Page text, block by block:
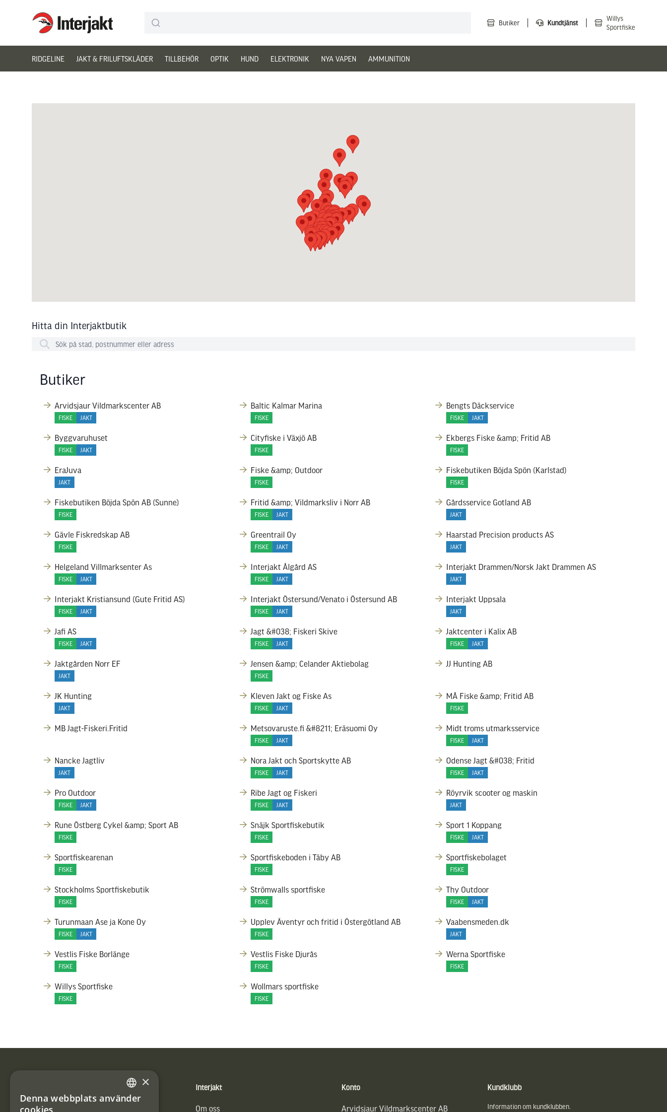
Interjakt SE
Butiker Kundtjänst
Willys
Sportfiske
RIDGELINE JAKT & FRILUFTSKLÄDER TILLBEHÖR OPTIK HUND ELEKTRONIK NYA VAPEN AMMUNITION
Hitta din Interjaktbutik
Butiker
Arvidsjaur Vildmarkscenter AB
FISKE JAKT
Baltic Kalmar Marina
FISKE
Bengts Däckservice
FISKE JAKT
Byggvaruhuset
FISKE JAKT
Cityfiske i Växjö AB
FISKE
Ekbergs Fiske &amp; Fritid AB
FISKE
EraJuva
JAKT
Fiske &amp; Outdoor
FISKE
Fiskebutiken Böjda Spön (Karlstad)
FISKE
Fiskebutiken Böjda Spön AB (Sunne)
FISKE
Fritid &amp; Vildmarksliv i Norr AB
FISKE JAKT
Gårdsservice Gotland AB
JAKT
Gävle Fiskredskap AB
FISKE
Greentrail Oy
FISKE JAKT
Haarstad Precision products AS
JAKT
Helgeland Villmarksenter As
FISKE JAKT
Interjakt Ålgård AS
FISKE JAKT
Interjakt Drammen/Norsk Jakt Drammen AS
JAKT
Interjakt Kristiansund (Gute Fritid AS)
FISKE JAKT
Interjakt Östersund/Venato i Östersund AB
FISKE JAKT
Interjakt Uppsala
JAKT
Jafi AS
FISKE JAKT
Jagt &#038; Fiskeri Skive
FISKE JAKT
Jaktcenter i Kalix AB
FISKE JAKT
Jaktgården Norr EF
JAKT
Jensen &amp; Celander Aktiebolag
FISKE
JJ Hunting AB
JK Hunting
JAKT
Kleven Jakt og Fiske As
FISKE JAKT
MÅ Fiske &amp; Fritid AB
FISKE
MB Jagt-Fiskeri.Fritid Metsovaruste.fi &#8211; Eräsuomi Oy
FISKE JAKT
Midt troms utmarksservice
FISKE JAKT
Nancke Jagtliv
JAKT
Nora Jakt och Sportskytte AB
FISKE JAKT
Odense Jagt &#038; Fritid
FISKE JAKT
Pro Outdoor
FISKE JAKT
Ribe Jagt og Fiskeri
FISKE JAKT
Röyrvik scooter og maskin
JAKT
Rune Östberg Cykel &amp; Sport AB
FISKE
Snäjk Sportfiskebutik
FISKE
Sport 1 Koppang
FISKE JAKT
Sportfiskearenan
FISKE
Sportfiskeboden i Täby AB
FISKE
Sportfiskebolaget
FISKE
Stockholms Sportfiskebutik
FISKE
Strömwalls sportfiske
FISKE
Thy Outdoor
FISKE JAKT
Turunmaan Ase ja Kone Oy
FISKE JAKT
Upplev Äventyr och fritid i Östergötland AB
FISKE
Vaabensmeden.dk
JAKT
Vestlis Fiske Borlänge
FISKE
Vestlis Fiske Djurås
FISKE
Werna Sportfiske
FISKE
Willys Sportfiske
FISKE
Wollmars sportfiske
FISKE
Vännäs Friluftbyxa
Interjakt
Om oss
Konto
Arvidsjaur Vildmarkscenter AB
Kundklubb
Information om kundklubben.
SWEDISH
×
Denna webbplats använder
cookies